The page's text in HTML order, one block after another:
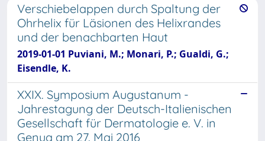
Verschiebelappen durch Spaltung der
Ohrhelix für Läsionen des Helixrandes
und der benachbarten Haut
2019-01-01 Puviani, M.; Monari, P.; Gualdi, G.;
Eisendle, K.
XXIX. Symposium Augustanum -
Jahrestagung der Deutsch-Italienischen
Gesellschaft für Dermatologie e. V. in
Genua am 27. Mai 2016